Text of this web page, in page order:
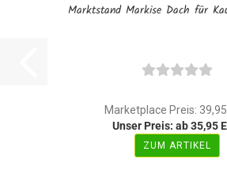
Marktstand Markise Dach für
Marketplace Preis: 39,95
Unser Preis: ab 35,95
ZUM ARTIKEL